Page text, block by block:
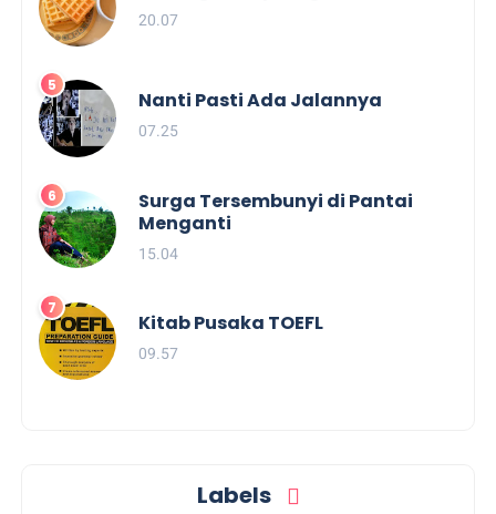
20.07
Nanti Pasti Ada Jalannya
07.25
Surga Tersembunyi di Pantai
Menganti
15.04
Kitab Pusaka TOEFL
09.57
Labels